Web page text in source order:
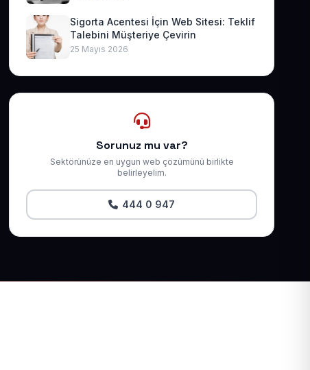
Sigorta Acentesi İçin Web Sitesi: Teklif
Talebini Müşteriye Çevirin
25 Mayıs 2026
Sorunuz mu var?
Sektörünüze en uygun web çözümünü birlikte
belirleyelim.
444 0 947